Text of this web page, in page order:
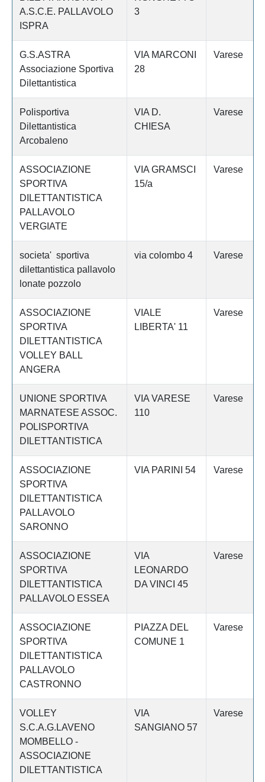
A.S.C.E. PALLAVOLO
ISPRA
3
G.S.ASTRA
Associazione Sportiva
Dilettantistica
VIA MARCONI
28
Varese
Polisportiva
Dilettantistica
Arcobaleno
VIA D.
CHIESA
Varese
ASSOCIAZIONE
SPORTIVA
DILETTANTISTICA
PALLAVOLO
VERGIATE
VIA GRAMSCI
15/a
Varese
societa' sportiva
dilettantistica pallavolo
lonate pozzolo
via colombo 4 Varese
ASSOCIAZIONE
SPORTIVA
DILETTANTISTICA
VOLLEY BALL
ANGERA
VIALE
LIBERTA' 11
Varese
UNIONE SPORTIVA
MARNATESE ASSOC.
POLISPORTIVA
DILETTANTISTICA
VIA VARESE
110
Varese
ASSOCIAZIONE
SPORTIVA
DILETTANTISTICA
PALLAVOLO
SARONNO
VIA PARINI 54 Varese
ASSOCIAZIONE
SPORTIVA
DILETTANTISTICA
PALLAVOLO ESSEA
VIA
LEONARDO
DA VINCI 45
Varese
ASSOCIAZIONE
SPORTIVA
DILETTANTISTICA
PALLAVOLO
CASTRONNO
PIAZZA DEL
COMUNE 1
Varese
VOLLEY
S.C.A.G.LAVENO
MOMBELLO -
ASSOCIAZIONE
DILETTANTISTICA
VIA
SANGIANO 57
Varese